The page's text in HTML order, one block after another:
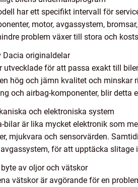
har ett specifikt intervall för
motor, avgassystem,
problem växer till stora och
Dacia originaldelar
utvecklade för att passa exakt till
hög och jämn kvalitet och minskar
och airbag-komponenter, blir detta
och elektroniska system
bilar är lika mycket elektronik som
mjukvara och sensorvärden.
för att upptäcka slitage
av oljor och vätskor
vätskor är avgörande för en